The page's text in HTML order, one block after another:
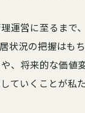
運営に至るまで
状況の把握はも
、将来的な価値
ていくことが私